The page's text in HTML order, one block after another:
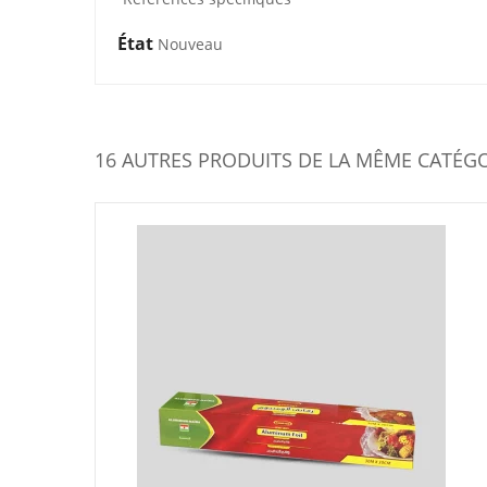
État Nouveau
16 AUTRES PRODUITS DE LA MÊME